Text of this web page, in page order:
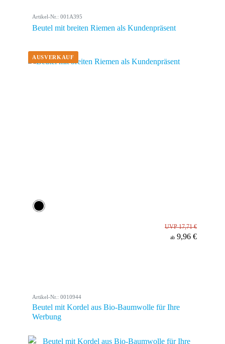
Artikel-Nr.: 001A395
Beutel mit breiten Riemen als Kundenpräsent
UVP 17,71 €
ab 9,96 €
Artikel-Nr.: 0010944
Beutel mit Kordel aus Bio-Baumwolle für Ihre
Werbung